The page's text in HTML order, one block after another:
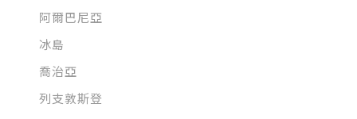
阿爾巴尼亞
冰島
喬治亞
列支敦斯登